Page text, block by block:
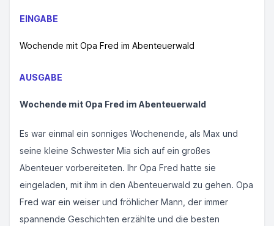
EINGABE
Wochende mit Opa Fred im Abenteuerwald
AUSGABE
Wochende mit Opa Fred im Abenteuerwald
Es war einmal ein sonniges Wochenende, als Max und
seine kleine Schwester Mia sich auf ein großes
Abenteuer vorbereiteten. Ihr Opa Fred hatte sie
eingeladen, mit ihm in den Abenteuerwald zu gehen. Opa
Fred war ein weiser und fröhlicher Mann, der immer
spannende Geschichten erzählte und die besten